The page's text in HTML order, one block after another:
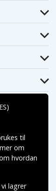
til
om
hvordan
lagrer